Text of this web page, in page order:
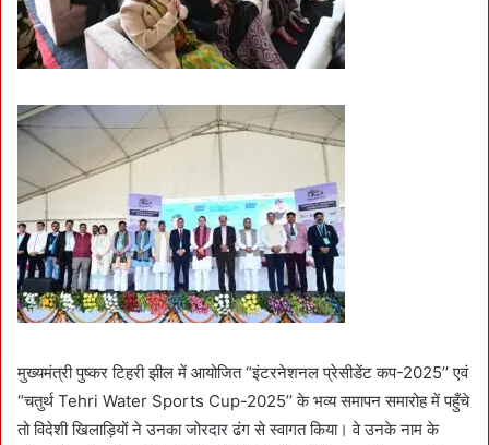
मुख्यमंत्री पुष्कर टिहरी झील में आयोजित “इंटरनेशनल प्रेसीडेंट कप-2025’’ एवं
“चतुर्थ Tehri Water Sports Cup-2025’’ के भव्य समापन समारोह में पहुँचे
तो विदेशी खिलाड़ियों ने उनका जोरदार ढंग से स्वागत किया। वे उनके नाम के